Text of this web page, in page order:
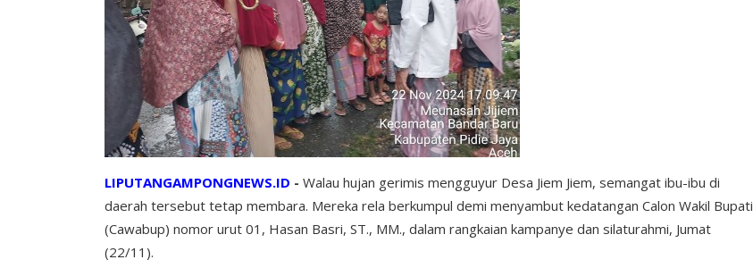
LIPUTANGAMPONGNEWS.ID - Walau hujan gerimis mengguyur Desa Jiem Jiem, semangat ibu-ibu di
daerah tersebut tetap membara. Mereka rela berkumpul demi menyambut kedatangan Calon Wakil Bupati
(Cawabup) nomor urut 01, Hasan Basri, ST., MM., dalam rangkaian kampanye dan silaturahmi, Jumat
(22/11).